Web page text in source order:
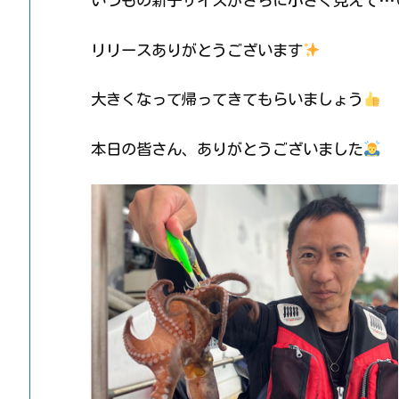
リリースありがとうございます
大きくなって帰ってきてもらいましょう
本日の皆さん、ありがとうございました